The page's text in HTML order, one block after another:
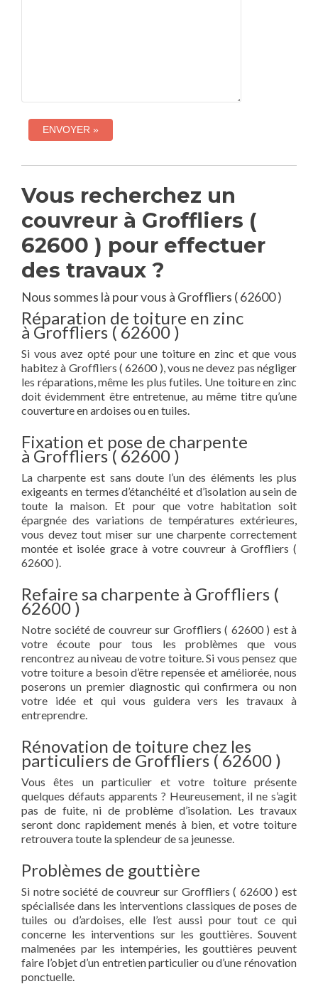
Vous recherchez un
couvreur à Groffliers (
62600 ) pour effectuer
des travaux ?
Nous sommes là pour vous à Groffliers ( 62600 )
Réparation de toiture en zinc
à Groffliers ( 62600 )
Si vous avez opté pour une toiture en zinc et que vous
habitez à Groffliers ( 62600 ), vous ne devez pas négliger
les réparations, même les plus futiles. Une toiture en zinc
doit évidemment être entretenue, au même titre qu’une
couverture en ardoises ou en tuiles.
Fixation et pose de charpente
à Groffliers ( 62600 )
La charpente est sans doute l’un des éléments les plus
exigeants en termes d’étanchéité et d’isolation au sein de
toute la maison. Et pour que votre habitation soit
épargnée des variations de températures extérieures,
vous devez tout miser sur une charpente correctement
montée et isolée grace à votre couvreur à Groffliers (
62600 ).
Refaire sa charpente à Groffliers (
62600 )
Notre société de couvreur sur Groffliers ( 62600 ) est à
votre écoute pour tous les problèmes que vous
rencontrez au niveau de votre toiture. Si vous pensez que
votre toiture a besoin d’être repensée et améliorée, nous
poserons un premier diagnostic qui confirmera ou non
votre idée et qui vous guidera vers les travaux à
entreprendre.
Rénovation de toiture chez les
particuliers de Groffliers ( 62600 )
Vous êtes un particulier et votre toiture présente
quelques défauts apparents ? Heureusement, il ne s’agit
pas de fuite, ni de problème d’isolation. Les travaux
seront donc rapidement menés à bien, et votre toiture
retrouvera toute la splendeur de sa jeunesse.
Problèmes de gouttière
Si notre société de couvreur sur Groffliers ( 62600 ) est
spécialisée dans les interventions classiques de poses de
tuiles ou d’ardoises, elle l’est aussi pour tout ce qui
concerne les interventions sur les gouttières. Souvent
malmenées par les intempéries, les gouttières peuvent
faire l’objet d’un entretien particulier ou d’une rénovation
ponctuelle.